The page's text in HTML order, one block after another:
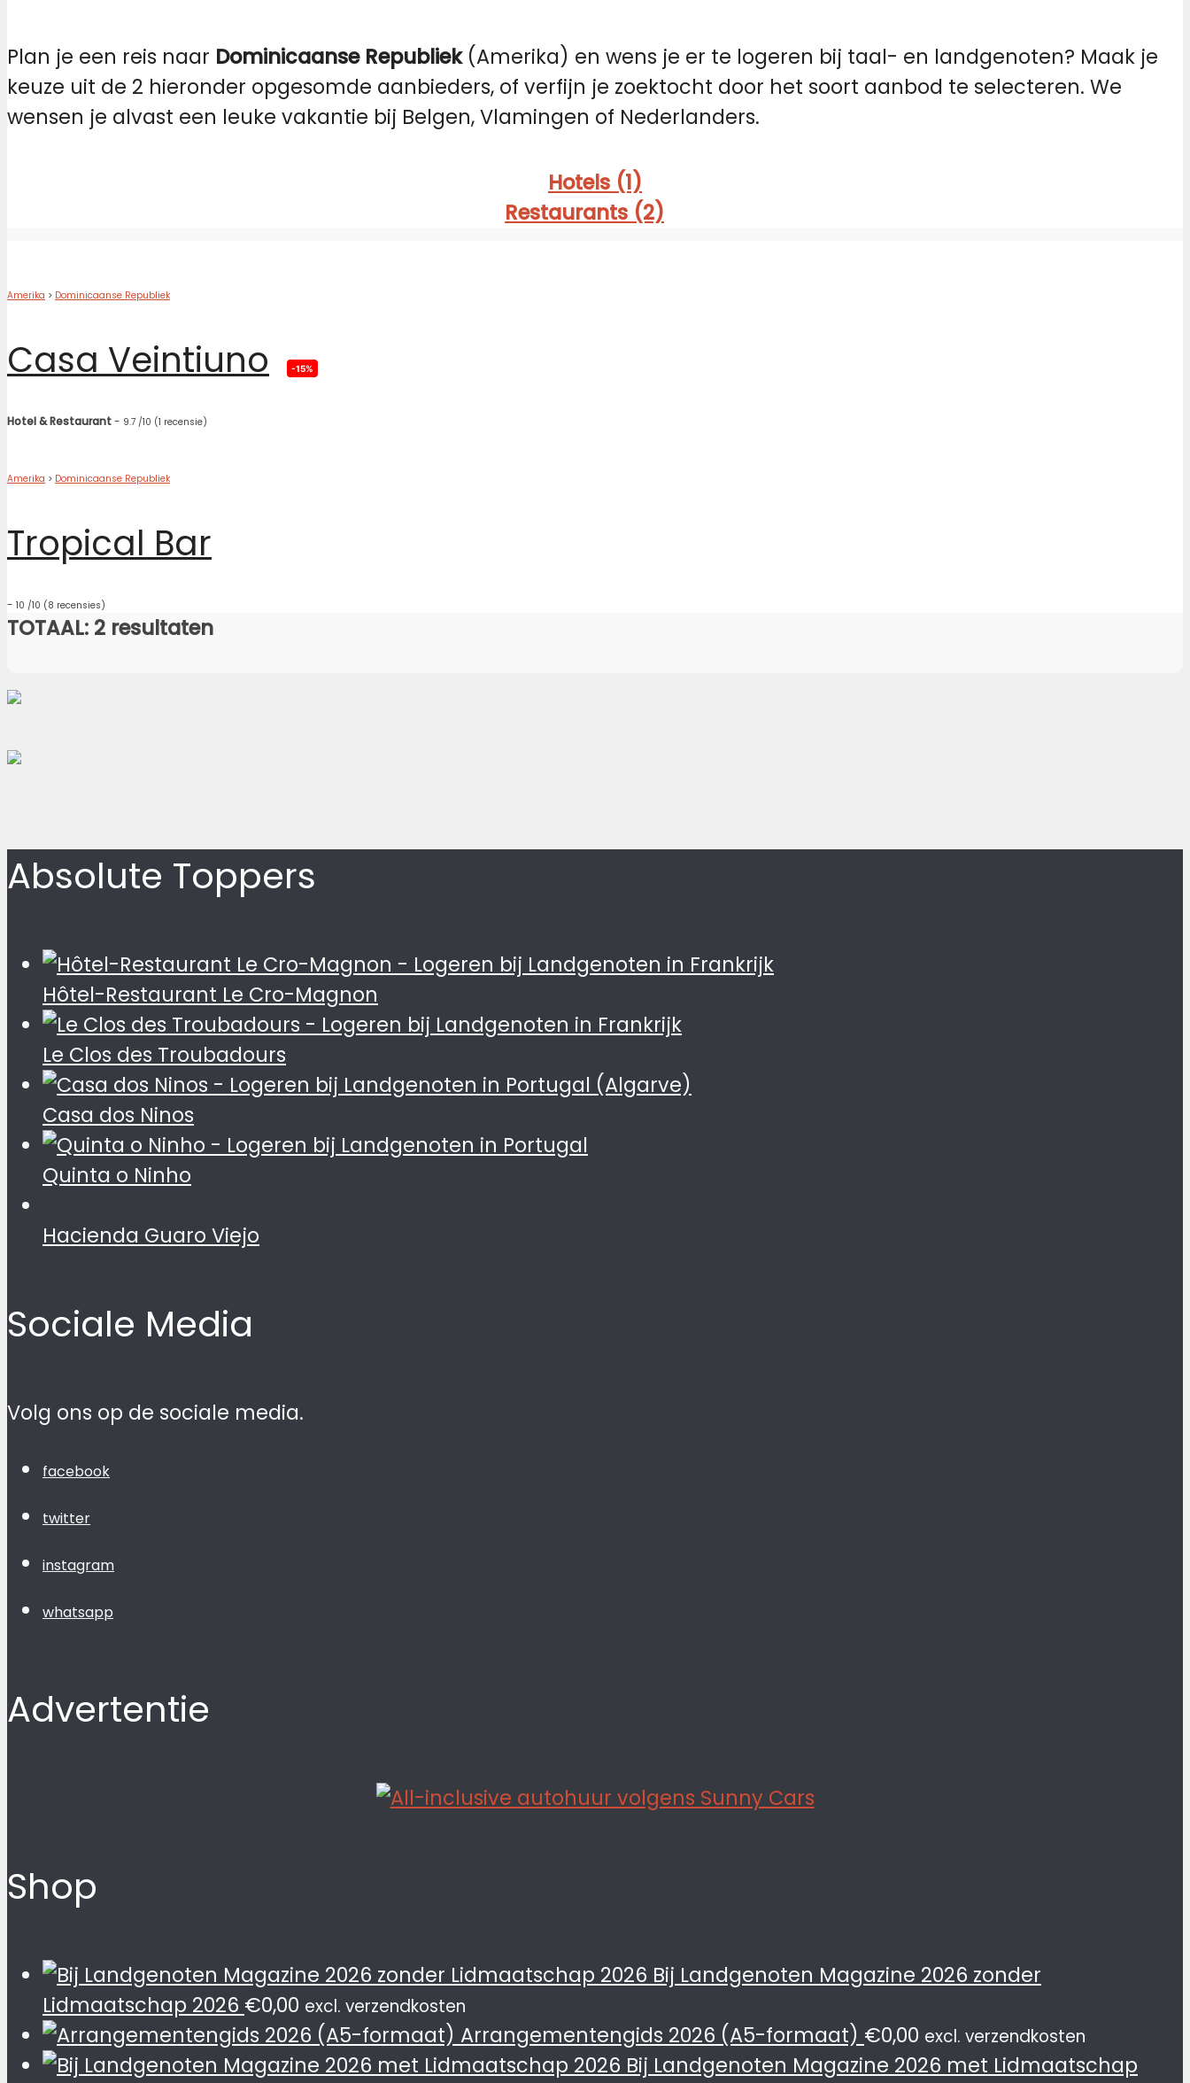
Plan je een reis naar Dominicaanse Republiek(Amerika) en wens je er te logeren bij taal- en landgenoten? Maak je
keuze uit de 2 hieronder opgesomde aanbieders, of verfijn je zoektocht door het soort aanbod te selecteren. We
wensen je alvast een leuke vakantie bij Belgen, Vlamingen of Nederlanders.
Hotels (1)
Restaurants (2)
Amerika > Dominicaanse Republiek
Casa Veintiuno -15%
Hotel & Restaurant- 9.7 /10 (1 recensie)
Amerika > Dominicaanse Republiek
Tropical Bar
- 10 /10 (8 recensies)
TOTAAL: 2 resultaten
Absolute Toppers
Hôtel-Restaurant Le Cro-Magnon
Le Clos des Troubadours
Casa dos Ninos
Quinta o Ninho
Hacienda Guaro Viejo
Sociale Media
Volg ons op de sociale media.
facebook
twitter
instagram
whatsapp
Advertentie
Shop
Bij Landgenoten Magazine 2026 zonder
Lidmaatschap 2026 €0,00 excl. verzendkosten
Arrangementengids 2026 (A5-formaat) €0,00 excl. verzendkosten
Bij Landgenoten Magazine 2026 met Lidmaatschap